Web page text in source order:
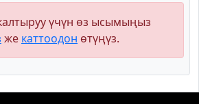
үчүн өз ысымыңыз
же каттоодон өтүңүз.